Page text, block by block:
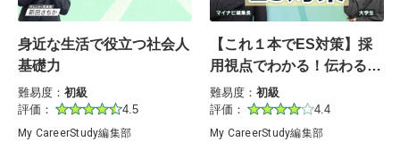
身近な生活で役立つ社会人
基礎力
難易度： 初級
評価：
4.5
My CareerStudy編集部
【これ１本でES対策】採
用視点でわかる！伝わるエ
ントリーシートの書き方
難易度： 初級
評価：
4.4
My CareerStudy編集部